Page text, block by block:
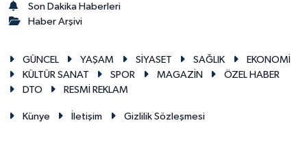
Son Dakika Haberleri
Haber Arşivi
GÜNCEL YAŞAM SİYASET SAĞLIK
EKONOMİ
KÜLTÜR SANAT
SPOR MAGAZİN
ÖZEL HABER
DTO
RESMİ REKLAM
Künye İletişim Gizlilik Sözleşmesi